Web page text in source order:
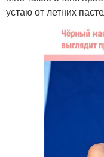
устаю от летних